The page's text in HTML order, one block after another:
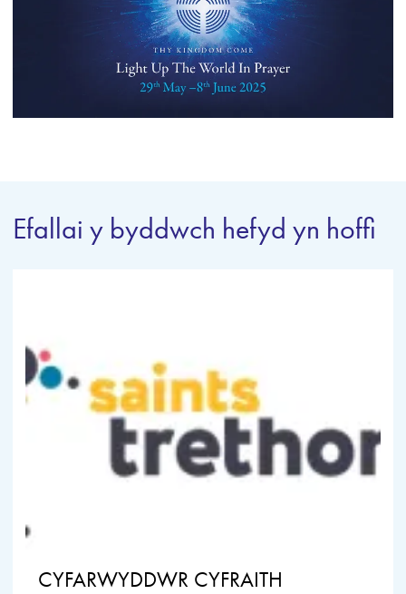
Efallai y byddwch hefyd yn hoffi
CYFARWYDDWR CYFRAITH